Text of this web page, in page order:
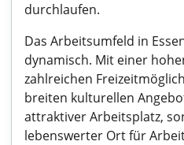
durchlaufen.
Das Arbeitsumfeld in
dynamisch. Mit einer
zahlreichen
breiten kulturellen
attraktiver Arbeitsplatz,
lebenswerter Ort für